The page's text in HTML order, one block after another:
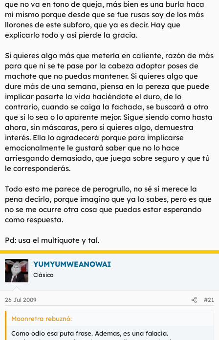
El edit...creo que me expliqué mal. Lo que pienso es
preguntarle a mi ex sobre si su amiga le ha dicho algo de mí.
Joder, lo contrario sería un suicidio ¿cómo voy a preguntarle a
mi "presa" si otra mujer le ha hablado sobre mí?
que no va en tono de queja, más bien es una burla haca
mí mismo porque desde que se fue rusas soy de los más
llorones de este subforo, que ya es decir. Hay que
explicarlo todo y así pierde la gracia.
Si quieres algo más que meterla en caliente, razón de más
para que ni se te pase por la cabeza adoptar poses de
machote que no puedas mantener. Si quieres algo que
dure más de una semana, piensa en la pereza que puede
implicar pasarte la vida haciéndote el duro, de lo
contrario, cuando se caiga la fachada, se buscará a otro
que sí lo sea o lo aparente mejor. Sigue siendo como hasta
ahora, sin máscaras, pero si quieres algo, demuestra
interés. Ella lo agradecerá porque para implicarse
emocionalmente le gustará saber que no lo hace
arriesgando demasiado, que juega sobre seguro y que tú
le corresponderás.
Todo esto me parece de perogrullo, no sé si merece la
pena decirlo, porque imagino que ya lo sabes, pero es que
no se me ocurre otra cosa que puedas estar esperando
como respuesta.
Pd: usa el multiquote y tal.
YUMYUMWEANOWAI
Clásico
26 Jul 2009 #21
Moonretra rebuznó:
Como odio esa puta frase. Ademas, es una falacia.